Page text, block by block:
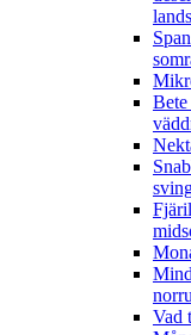
Vad